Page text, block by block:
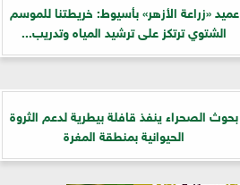
عميد «زراعة الأزهر» بأسيوط: خريطتنا للموسم
الشتوي ترتكز على ترشيد المياه وتدريب...
بحوث الصحراء ينفذ قافلة بيطرية لدعم الثروة
الحيوانية بمنطقة المغرة